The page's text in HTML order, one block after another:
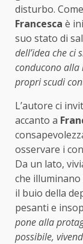
disturbo.
Francesca è
suo stato di
dell’idea che ci
conducono alla
propri scudi
L’autore ci
accanto a
osservare i
Da un lato,
che illuminano
il buio della
pesanti e
pone alla
possibile,